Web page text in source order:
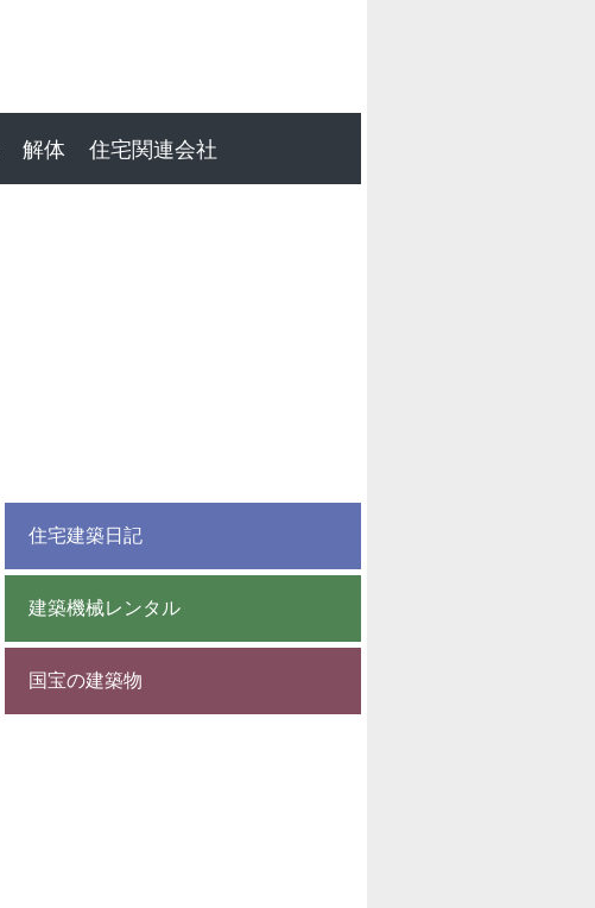
解体 住宅関連会社
住宅建築日記
建築機械レンタル
国宝の建築物